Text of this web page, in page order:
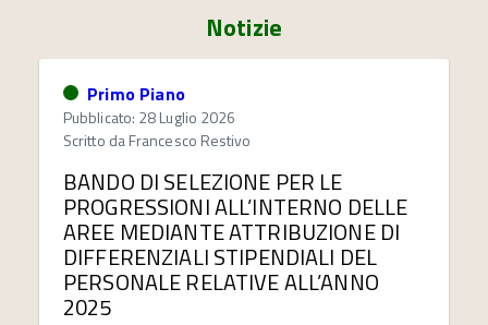
Notizie
Primo Piano
Pubblicato: 28 Luglio 2026
Scritto daFrancesco Restivo
BANDO DI SELEZIONE PER LE
PROGRESSIONI ALL’INTERNO DELLE
AREE MEDIANTE ATTRIBUZIONE DI
DIFFERENZIALI STIPENDIALI DEL
PERSONALE RELATIVE ALL’ANNO
2025